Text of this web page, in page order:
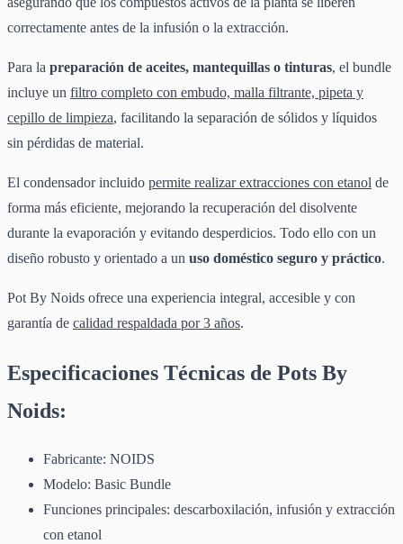
correctamente antes de la infusión o la extracción.
Para la preparación de aceites, mantequillas o tinturas, el bundle
incluye un filtro completo con embudo, malla filtrante, pipeta y
cepillo de limpieza, facilitando la separación de sólidos y líquidos
sin pérdidas de material.
El condensador incluido permite realizar extracciones con etanol de
forma más eficiente, mejorando la recuperación del disolvente
durante la evaporación y evitando desperdicios. Todo ello con un
diseño robusto y orientado a un uso doméstico seguro y práctico.
Pot By Noids ofrece una experiencia integral, accesible y con
garantía de calidad respaldada por 3 años.
Especificaciones Técnicas de Pots By
Noids:
Fabricante: NOIDS
Modelo: Basic Bundle
Funciones principales: descarboxilación, infusión y extracción
con etanol